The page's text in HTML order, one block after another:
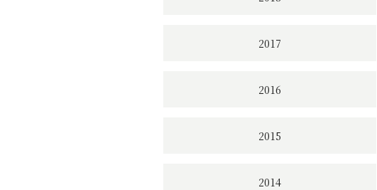
2017
2016
2015
2014